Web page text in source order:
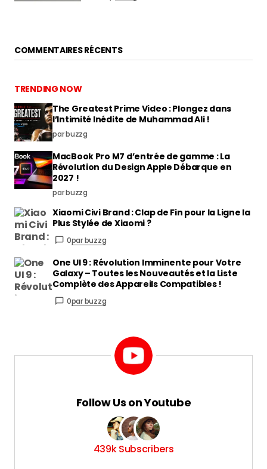
COMMENTAIRES RÉCENTS
TRENDING NOW
The Greatest Prime Video : Plongez dans
l’Intimité Inédite de Muhammad Ali !
par buzzg
MacBook Pro M7 d’entrée de gamme : La
Révolution du Design Apple Débarque en
2027 !
par buzzg
Xiaomi Civi Brand : Clap de Fin pour la Ligne la
Plus Stylée de Xiaomi ?
0par buzzg
One UI 9 : Révolution Imminente pour Votre
Galaxy – Toutes les Nouveautés et la Liste
Complète des Appareils Compatibles !
0par buzzg
Follow Us on Youtube
439k Subscribers